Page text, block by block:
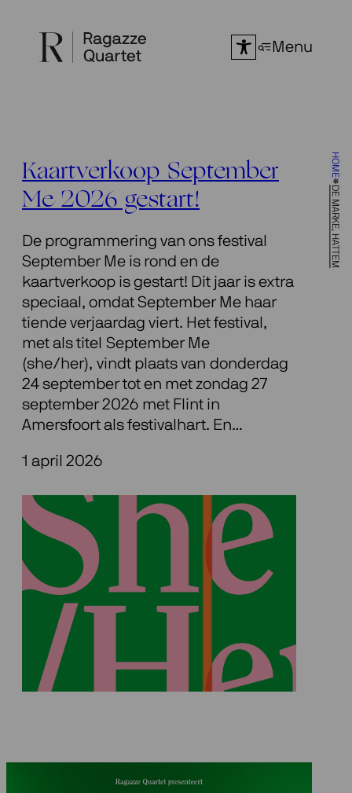
HOME
DE MARKE, HATTEM
Menu
Kaartverkoop September
Me 2026 gestart!
De programmering van ons festival
September Me is rond en de
kaartverkoop is gestart! Dit jaar is extra
speciaal, omdat September Me haar
tiende verjaardag viert. Het festival,
met als titel September Me
(she/her), vindt plaats van donderdag
24 september tot en met zondag 27
september 2026 met Flint in
Amersfoort als festivalhart. En…
1 april 2026